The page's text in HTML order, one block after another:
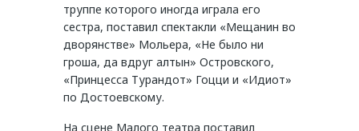
труппе которого иногда играла его
сестра, поставил спектакли «Мещанин во
дворянстве» Мольера, «Не было ни
гроша, да вдруг алтын» Островского,
«Принцесса Турандот» Гоцци и «Идиот»
по Достоевскому.
На сцене Малого театра поставил